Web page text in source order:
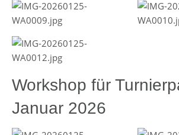
Workshop für
Januar 2026